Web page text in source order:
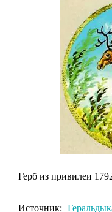
Герб из привилеи
Источник: